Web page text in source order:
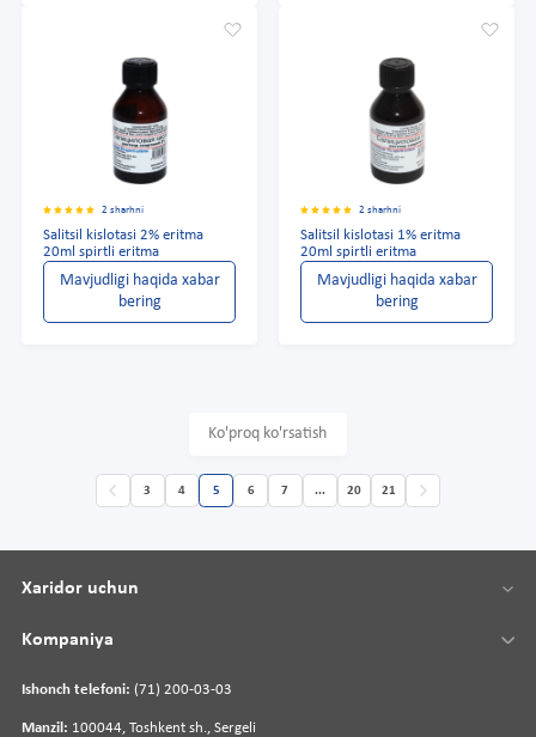
2 sharhni
Salitsil kislotasi 2% eritma
20ml spirtli eritma
Mavjudligi haqida xabar
bering
2 sharhni
Salitsil kislotasi 1% eritma
20ml spirtli eritma
Mavjudligi haqida xabar
bering
Ko'proq ko'rsatish
3 4 5 6 7 ... 20 21
Ishonch telefoni: (71) 200-03-03
Manzil: 100044, Toshkent sh., Sergeli
Xaridor uchun
Kompaniya